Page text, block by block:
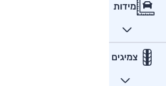
מידות
צמיגים